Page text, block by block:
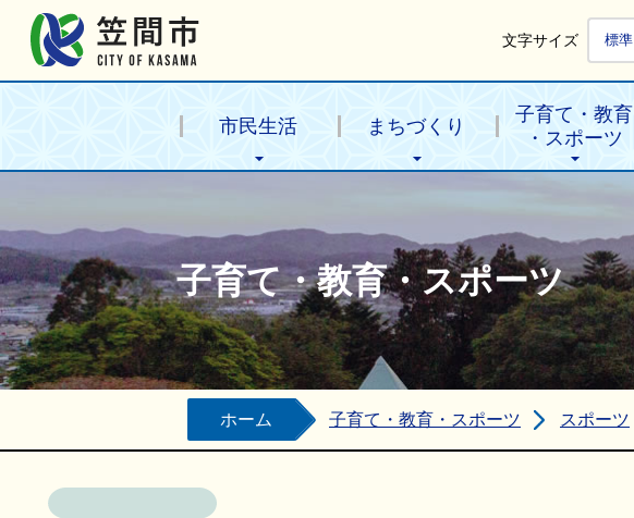
文字サイズ 標準
市民生活 まちづくり
子育て・教育
・スポーツ
子育て・教育・スポーツ
ホーム 子育て・教育・スポーツ スポーツ